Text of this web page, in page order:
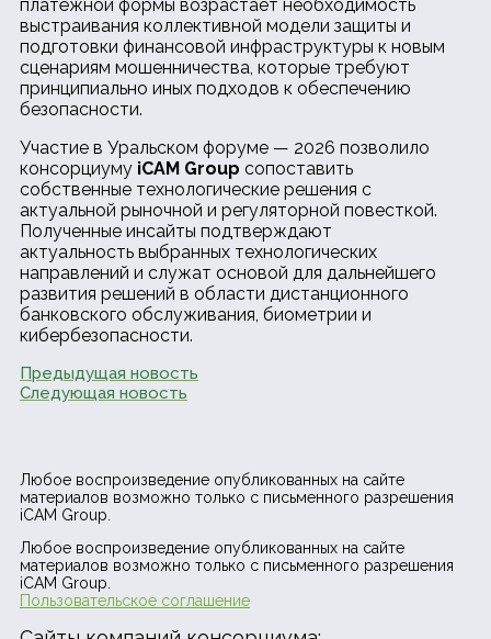
платёжной формы возрастает необходимость
выстраивания коллективной модели защиты и
подготовки финансовой инфраструктуры к новым
сценариям мошенничества, которые требуют
принципиально иных подходов к обеспечению
безопасности.
Участие в Уральском форуме — 2026 позволило
консорциуму iCAM Group сопоставить
собственные технологические решения с
актуальной рыночной и регуляторной повесткой.
Полученные инсайты подтверждают
актуальность выбранных технологических
направлений и служат основой для дальнейшего
развития решений в области дистанционного
банковского обслуживания, биометрии и
кибербезопасности.
Предыдущая новость
Следующая новость
Любое воспроизведение опубликованных на сайте
материалов возможно только с письменного разрешения
iCAM Group.
Любое воспроизведение опубликованных на сайте
материалов возможно только с письменного разрешения
iCAM Group.
Пользовательское соглашение